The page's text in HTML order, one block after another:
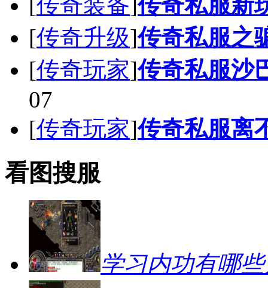
[传奇升级]传奇私服之
[传奇玩家]传奇私服沙
07
[传奇玩家]传奇私服离
看图搜服
学习内功有哪